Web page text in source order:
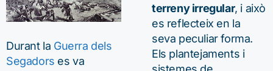
Durant la Guerra dels
Segadors es va
terreny irregular, i això
es reflecteix en la
seva peculiar forma.
Els plantejaments i